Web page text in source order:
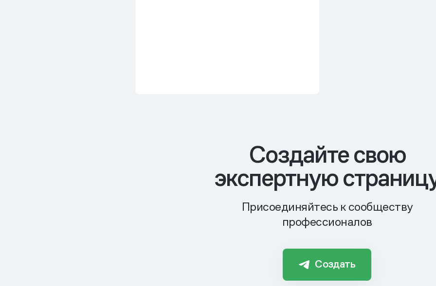
Cоздайте свою
экспертную
Присоединяйтесь к сообществу
профессионалов
Создать